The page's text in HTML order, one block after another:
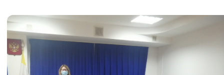
Цвет сайта
Монохромный Инверсивный
Синий фон